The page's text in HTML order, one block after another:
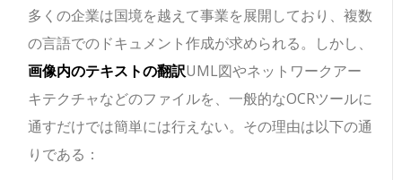
多くの企業は国境を越えて事業を展開しており、複数
の言語でのドキュメント作成が求められる。しかし、
画像内のテキストの翻訳UML図やネットワークアー
キテクチャなどのファイルを、一般的なOCRツールに
通すだけでは簡単には行えない。その理由は以下の通
りである：